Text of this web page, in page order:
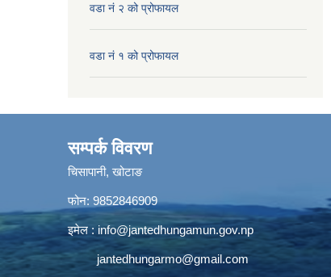
वडा नं २ को प्रोफायल
वडा नं १ को प्रोफायल
सम्पर्क विवरण
चिसापानी, खोटाङ
फोन: 9852846909
इमेल : info@jantedhungamun.gov.np
jantedhungarmo@gmail.com